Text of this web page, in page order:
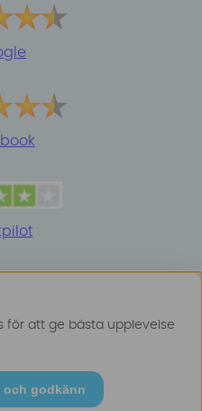
här
för att ge bästa upplevelse
och godkänn